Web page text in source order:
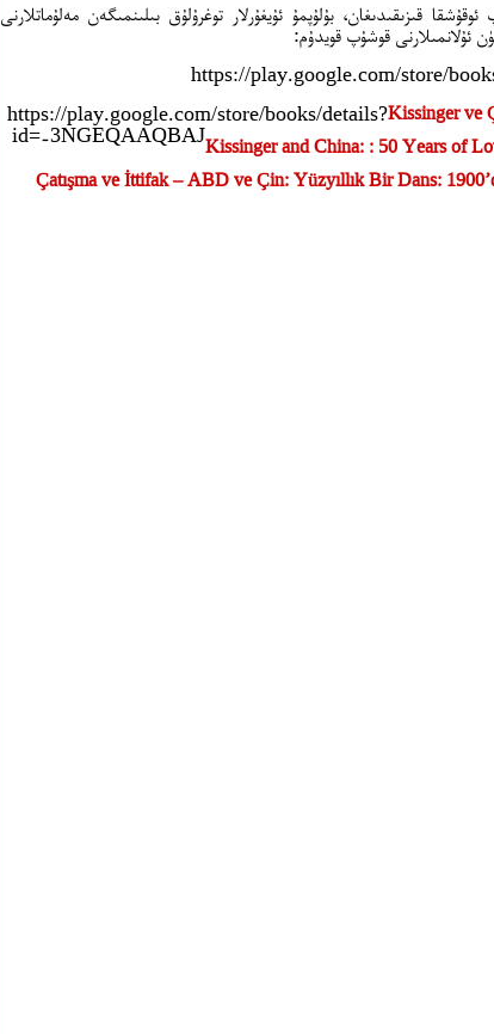
قىزىقىدىغان، بۇلۇپمۇ ئۇيغۇرلار توغرۇلۇق بىلىنمىگەن مەلۇماتلارنى
ئۇلانمىلارنى قوشۇپ قويدۇم:
https://play.google.com/store/
Kissinger ve
Kissinger and China: : 50 Years of
Çatışma ve İttifak – ABD ve Çin: Yüzyıllık Bir Dans:
https://play.google.com/store/books/details?
id=-3NGEQAAQBAJ